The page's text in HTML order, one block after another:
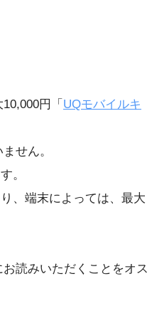
円「 UQモバイルキ
せん。
。
、端末によっては、最大
読みいただくことをオス